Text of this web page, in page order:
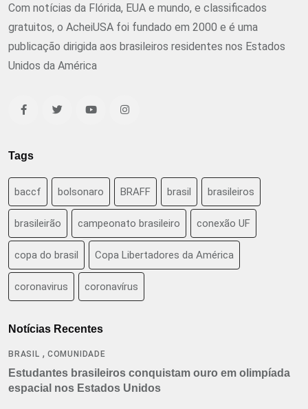
Com notícias da Flórida, EUA e mundo, e classificados
gratuitos, o AcheiUSA foi fundado em 2000 e é uma
publicação dirigida aos brasileiros residentes nos Estados
Unidos da América
Tags
baccf bolsonaro BRAFF brasil brasileiros
brasileirão campeonato brasileiro conexão UF
copa do brasil Copa Libertadores da América
coronavirus coronavírus
Notícias Recentes
BRASIL , COMUNIDADE
Estudantes brasileiros conquistam ouro em olimpíada
espacial nos Estados Unidos